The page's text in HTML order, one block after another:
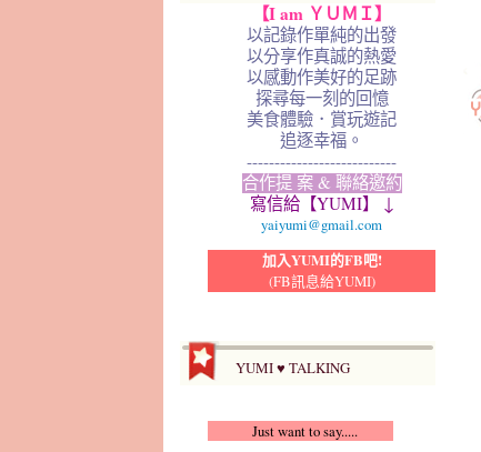
【I am ＹＵＭＩ】
以記錄作單純的出發
以分享作真誠的熱愛
以感動作美好的足跡
探尋每一刻的回憶
美食體驗．賞玩遊記
追逐幸福。
---------------------------
合作提 案 & 聯絡邀約
寫信給【YUMI】 ↓
yaiyumi@gmail.com
加入YUMI的FB吧!
(FB訊息給YUMI)
YUMI ♥ TALKING
Just want to say.....